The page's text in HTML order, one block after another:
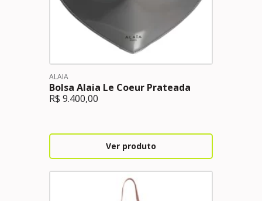
ALAIA
Bolsa Alaia Le Coeur Prateada
R$ 9.400,00
Ver produto